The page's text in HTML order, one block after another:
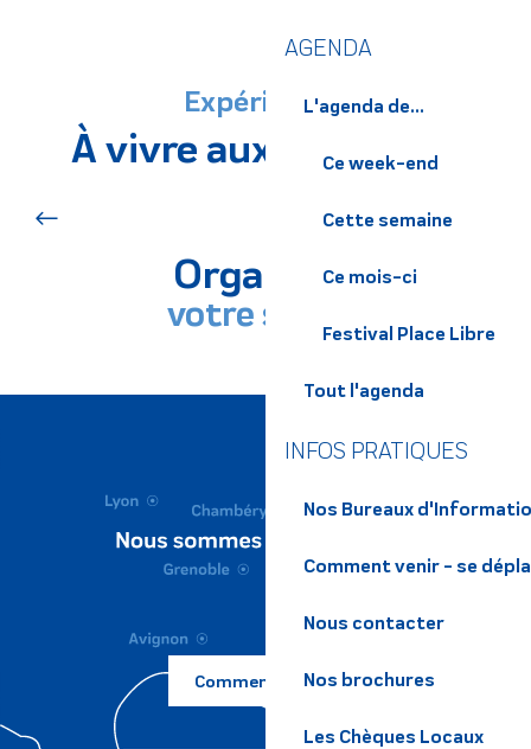
AGENDA
L'agenda de...
Ce week-end
Cette semaine
Ce mois-ci
Festival Place Libre
Tout l'agenda
INFOS PRATIQUES
Nos Bureaux
Comment venir - se
Nous contacter
Nos brochures
Les Chèques Locaux
Expériences
À vivre aux alentours
Les incontournables
Organisez
votre séjour
DÉCOUVRIR LE TERRITOIRE
Comment venir ?